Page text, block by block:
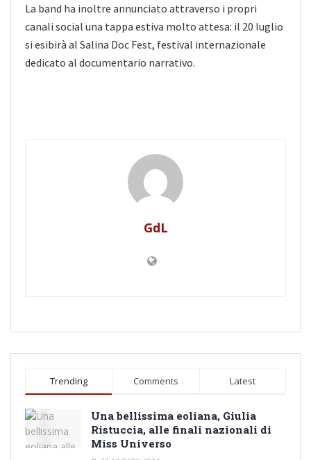
La band ha inoltre annunciato attraverso i propri
canali social una tappa estiva molto attesa: il 20 luglio
si esibirà al Salina Doc Fest, festival internazionale
dedicato al documentario narrativo.
GdL
Trending Comments Latest
Una bellissima eoliana, Giulia
Ristuccia, alle finali nazionali di
Miss Universo